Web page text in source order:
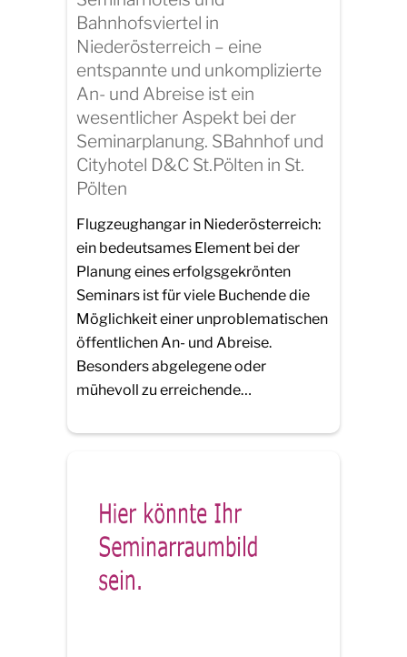
Bahnhofsviertel in
Niederösterreich – eine
entspannte und unkomplizierte
An- und Abreise ist ein
wesentlicher Aspekt bei der
Seminarplanung. SBahnhof und
Cityhotel D&C St.Pölten in St.
Pölten
Flugzeughangar in Niederösterreich:
ein bedeutsames Element bei der
Planung eines erfolgsgekrönten
Seminars ist für viele Buchende die
Möglichkeit einer unproblematischen
öffentlichen An- und Abreise.
Besonders abgelegene oder
mühevoll zu erreichende…